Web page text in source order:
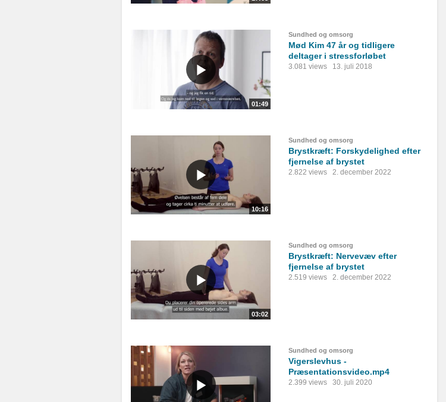
01:49
Sundhed og omsorg
Mød Kim 47 år og tidligere
deltager i stressforløbet
3.081 views 13. juli 2018
10:16
Sundhed og omsorg
Brystkræft: Forskydelighed efter
fjernelse af brystet
2.822 views 2. december 2022
03:02
Sundhed og omsorg
Brystkræft: Nervevæv efter
fjernelse af brystet
2.519 views 2. december 2022
Sundhed og omsorg
Vigerslevhus -
Præsentationsvideo.mp4
2.399 views 30. juli 2020